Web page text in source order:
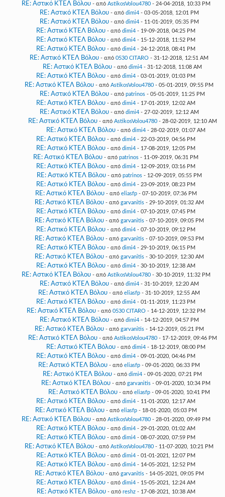
RE: Αστικό ΚΤΕΛ Βόλου - από AstikosVolou4780- 24-04-2018, 10:33 PM
RE: Αστικό ΚΤΕΛ Βόλου - από dimi4- 03-05-2018, 12:01 PM
RE: Αστικό ΚΤΕΛ Βόλου - από dimi4- 11-01-2019, 05:35 PM
RE: Αστικό ΚΤΕΛ Βόλου - από dimi4 - 19-09-2018, 04:25 PM
RE: Αστικό ΚΤΕΛ Βόλου - από dimi4 - 15-12-2018, 11:52 PM
RE: Αστικό ΚΤΕΛ Βόλου - από dimi4 - 24-12-2018, 08:41 PM
RE: Αστικό ΚΤΕΛ Βόλου - από 0530 CITARO - 31-12-2018, 12:51 AM
RE: Αστικό ΚΤΕΛ Βόλου - από dimi4 - 31-12-2018, 11:08 AM
RE: Αστικό ΚΤΕΛ Βόλου - από dimi4 - 03-01-2019, 01:03 PM
RE: Αστικό ΚΤΕΛ Βόλου - από AstikosVolou4780 - 05-01-2019, 09:55 PM
RE: Αστικό ΚΤΕΛ Βόλου - από patrinos - 05-01-2019, 11:25 PM
RE: Αστικό ΚΤΕΛ Βόλου - από dimi4 - 17-01-2019, 12:02 AM
RE: Αστικό ΚΤΕΛ Βόλου - από dimi4- 27-02-2019, 12:12 AM
RE: Αστικό ΚΤΕΛ Βόλου - από AstikosVolou4780- 28-02-2019, 12:10 AM
RE: Αστικό ΚΤΕΛ Βόλου - από dimi4- 28-02-2019, 01:07 AM
RE: Αστικό ΚΤΕΛ Βόλου - από dimi4 - 22-03-2019, 04:56 PM
RE: Αστικό ΚΤΕΛ Βόλου - από dimi4 - 17-08-2019, 12:05 PM
RE: Αστικό ΚΤΕΛ Βόλου - από patrinos - 11-09-2019, 06:31 PM
RE: Αστικό ΚΤΕΛ Βόλου - από dimi4 - 12-09-2019, 03:16 PM
RE: Αστικό ΚΤΕΛ Βόλου - από patrinos- 12-09-2019, 05:55 PM
RE: Αστικό ΚΤΕΛ Βόλου - από dimi4 - 23-09-2019, 08:23 PM
RE: Αστικό ΚΤΕΛ Βόλου - από eliasfp- 07-10-2019, 07:36 PM
RE: Αστικό ΚΤΕΛ Βόλου - από garvanitis- 29-10-2019, 01:32 AM
RE: Αστικό ΚΤΕΛ Βόλου - από dimi4 - 07-10-2019, 07:45 PM
RE: Αστικό ΚΤΕΛ Βόλου - από garvanitis- 07-10-2019, 09:05 PM
RE: Αστικό ΚΤΕΛ Βόλου - από dimi4 - 07-10-2019, 09:12 PM
RE: Αστικό ΚΤΕΛ Βόλου - από garvanitis- 07-10-2019, 09:53 PM
RE: Αστικό ΚΤΕΛ Βόλου - από dimi4 - 29-10-2019, 06:15 PM
RE: Αστικό ΚΤΕΛ Βόλου - από garvanitis- 30-10-2019, 12:30 AM
RE: Αστικό ΚΤΕΛ Βόλου - από dimi4 - 30-10-2019, 12:38 AM
RE: Αστικό ΚΤΕΛ Βόλου - από AstikosVolou4780- 30-10-2019, 11:32 PM
RE: Αστικό ΚΤΕΛ Βόλου - από dimi4- 31-10-2019, 12:20 AM
RE: Αστικό ΚΤΕΛ Βόλου - από eliasfp - 31-10-2019, 12:55 AM
RE: Αστικό ΚΤΕΛ Βόλου - από dimi4 - 01-11-2019, 11:23 PM
RE: Αστικό ΚΤΕΛ Βόλου - από 0530 CITARO- 14-12-2019, 12:32 PM
RE: Αστικό ΚΤΕΛ Βόλου - από dimi4- 14-12-2019, 04:57 PM
RE: Αστικό ΚΤΕΛ Βόλου - από garvanitis- 14-12-2019, 05:21 PM
RE: Αστικό ΚΤΕΛ Βόλου - από AstikosVolou4780- 17-12-2019, 09:46 PM
RE: Αστικό ΚΤΕΛ Βόλου - από dimi4- 18-12-2019, 08:00 PM
RE: Αστικό ΚΤΕΛ Βόλου - από dimi4 - 09-01-2020, 04:46 PM
RE: Αστικό ΚΤΕΛ Βόλου - από eliasfp - 09-01-2020, 06:33 PM
RE: Αστικό ΚΤΕΛ Βόλου - από dimi4 - 09-01-2020, 07:21 PM
RE: Αστικό ΚΤΕΛ Βόλου - από garvanitis- 09-01-2020, 10:34 PM
RE: Αστικό ΚΤΕΛ Βόλου - από eliasfp- 09-01-2020, 10:41 PM
RE: Αστικό ΚΤΕΛ Βόλου - από dimi4 - 11-01-2020, 12:17 AM
RE: Αστικό ΚΤΕΛ Βόλου - από eliasfp- 18-01-2020, 05:03 PM
RE: Αστικό ΚΤΕΛ Βόλου - από AstikosVolou4780- 28-01-2020, 09:49 PM
RE: Αστικό ΚΤΕΛ Βόλου - από dimi4 - 29-01-2020, 01:02 AM
RE: Αστικό ΚΤΕΛ Βόλου - από dimi4 - 08-07-2020, 07:59 PM
RE: Αστικό ΚΤΕΛ Βόλου - από AstikosVolou4780 - 11-07-2020, 10:21 PM
RE: Αστικό ΚΤΕΛ Βόλου - από dimi4 - 01-01-2021, 12:07 PM
RE: Αστικό ΚΤΕΛ Βόλου - από dimi4 - 14-05-2021, 12:52 PM
RE: Αστικό ΚΤΕΛ Βόλου - από garvanitis- 14-05-2021, 09:05 PM
RE: Αστικό ΚΤΕΛ Βόλου - από dimi4 - 15-05-2021, 12:24 AM
RE: Αστικό ΚΤΕΛ Βόλου - από reshz- 17-08-2021, 10:38 AM